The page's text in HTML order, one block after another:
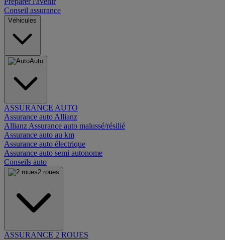
Conseil assurance
Véhicules
Auto
ASSURANCE AUTO
Assurance auto Allianz
Allianz Assurance auto malussé/résilié
Assurance auto au km
Assurance auto électrique
Assurance auto semi autonome
Conseils auto
2 roues
ASSURANCE 2 ROUES